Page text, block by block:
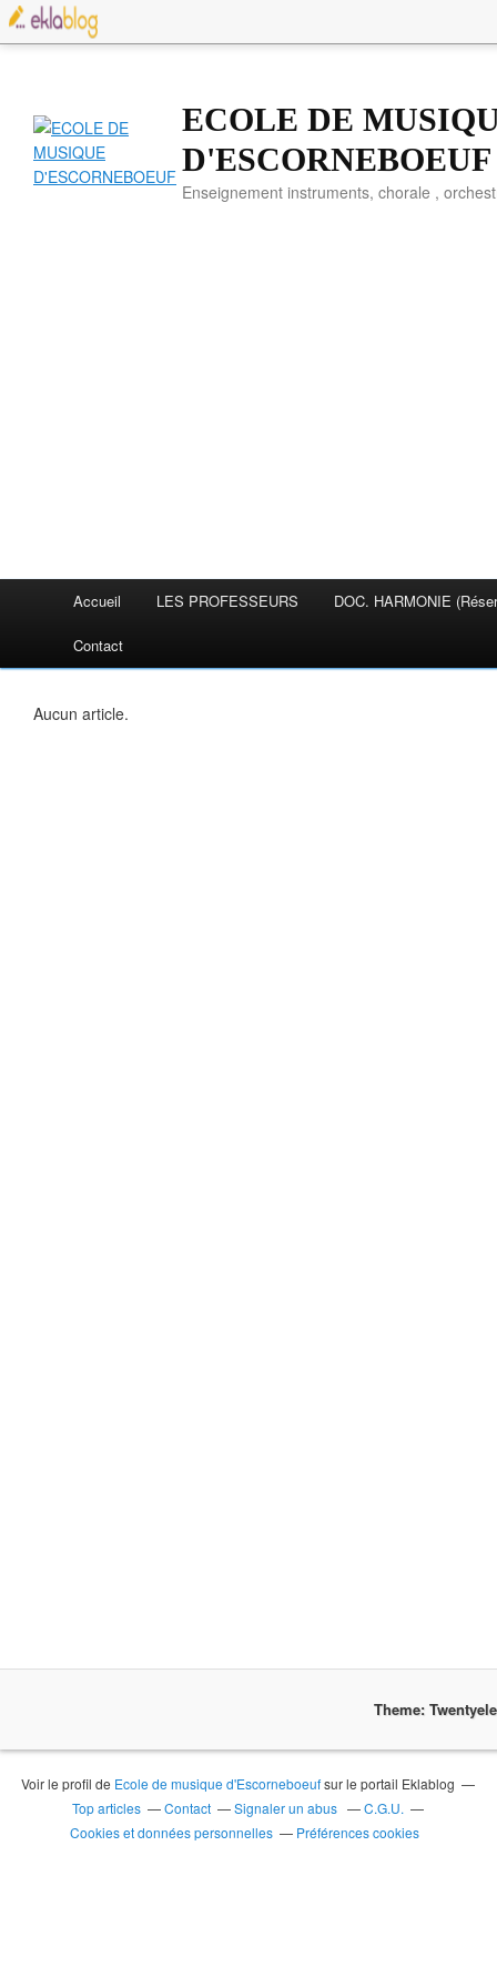
ECOLE DE
D'ESCORNEBOEUF
Enseignement instruments, chorale ,
Accueil LES PROFESSEURS DOC. HARMONIE
Contact
Aucun article.
Theme:
Voir le profil de Ecole de musique d'Escorneboeufsur le portail Eklablog
Top articles
Contact Signaler un abus
C.G.U.
Cookies et données personnelles
Préférences cookies